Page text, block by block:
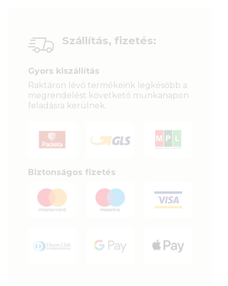
Szállítás, fizetés:
Gyors kiszállítás
Raktáron lévő termékeink legkésőbb a
megrendelést követkető munkanapon
feladásra kerülnek.
Biztonságos fizetés